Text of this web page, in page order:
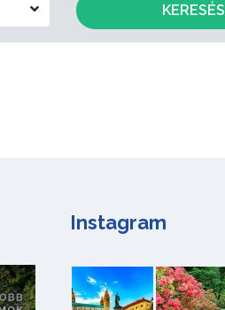
KERESÉS
Instagram